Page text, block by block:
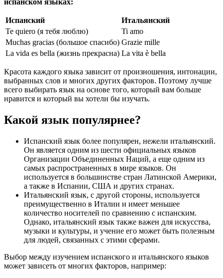
испанском языках:
Испанский
Итальянский
Te quiero (я тебя люблю)
Ti amo
Muchas gracias (большое спасибо) Grazie mille
La vida es bella (жизнь прекрасна) La vita è bella
Красота каждого языка зависит от произношения, интонации,
выбранных слов и многих других факторов. Поэтому лучше
всего выбирать язык на основе того, который вам больше
нравится и который вы хотели бы изучать.
Какой язык популярнее?
Испанский язык более популярен, нежели итальянский.
Он является одним из шести официальных языков
Организации Объединенных Наций, а еще одним из
самых распространенных в мире языков. Он
используется в большинстве стран Латинской Америки,
а также в Испании, США и других странах.
Итальянский язык, с другой стороны, используется
преимущественно в Италии и имеет меньшее
количество носителей по сравнению с испанским.
Однако, итальянский язык также важен для искусства,
музыки и культуры, и учение его может быть полезным
для людей, связанных с этими сферами.
Выбор между изучением испанского и итальянского языков
может зависеть от многих факторов, например: